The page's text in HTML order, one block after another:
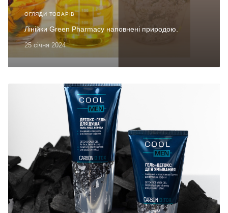
ОГЛЯДИ ТОВАРІВ
25 січня 2024
Лінійки Green Pharmacy наповнені природою.